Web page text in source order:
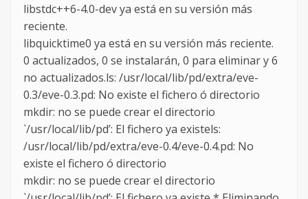
libstdc++6-4.0-dev ya está en su versión más
reciente.
libquicktime0 ya está en su versión más reciente.
0 actualizados, 0 se instalarán, 0 para eliminar y 6
no actualizados.ls: /usr/local/lib/pd/extra/eve-
0.3/eve-0.3.pd: No existe el fichero ó directorio
mkdir: no se puede crear el directorio
`/usr/local/lib/pd’: El fichero ya existels:
/usr/local/lib/pd/extra/eve-0.4/eve-0.4.pd: No
existe el fichero ó directorio
mkdir: no se puede crear el directorio